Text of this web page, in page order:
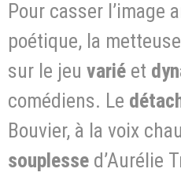
Pour casser l’image
poétique, la
sur le jeu varié et
comédiens. Le
Bouvier, à la voix
souplesse d’Aurélie